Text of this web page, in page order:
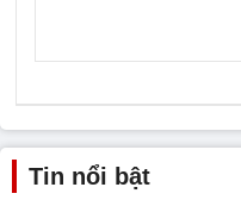
Tin nổi bật